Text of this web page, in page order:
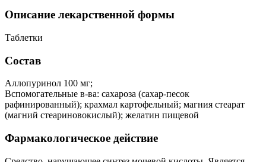
Описание лекарственной формы
Таблетки
Состав
Аллопуринол 100 мг;
Вспомогательные в-ва: сахароза (сахар-песок
рафинированный); крахмал картофельный; магния стеарат
(магний стеариновокислый); желатин пищевой
Фармакологическое действие